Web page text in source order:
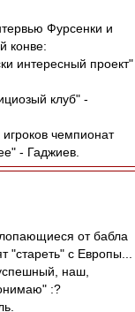
Фурсенки и
конве:
интересный проект"
клуб" -
чемпионат
- Гаджиев.
от бабла
"стареть" с Европы...
наш,
:?